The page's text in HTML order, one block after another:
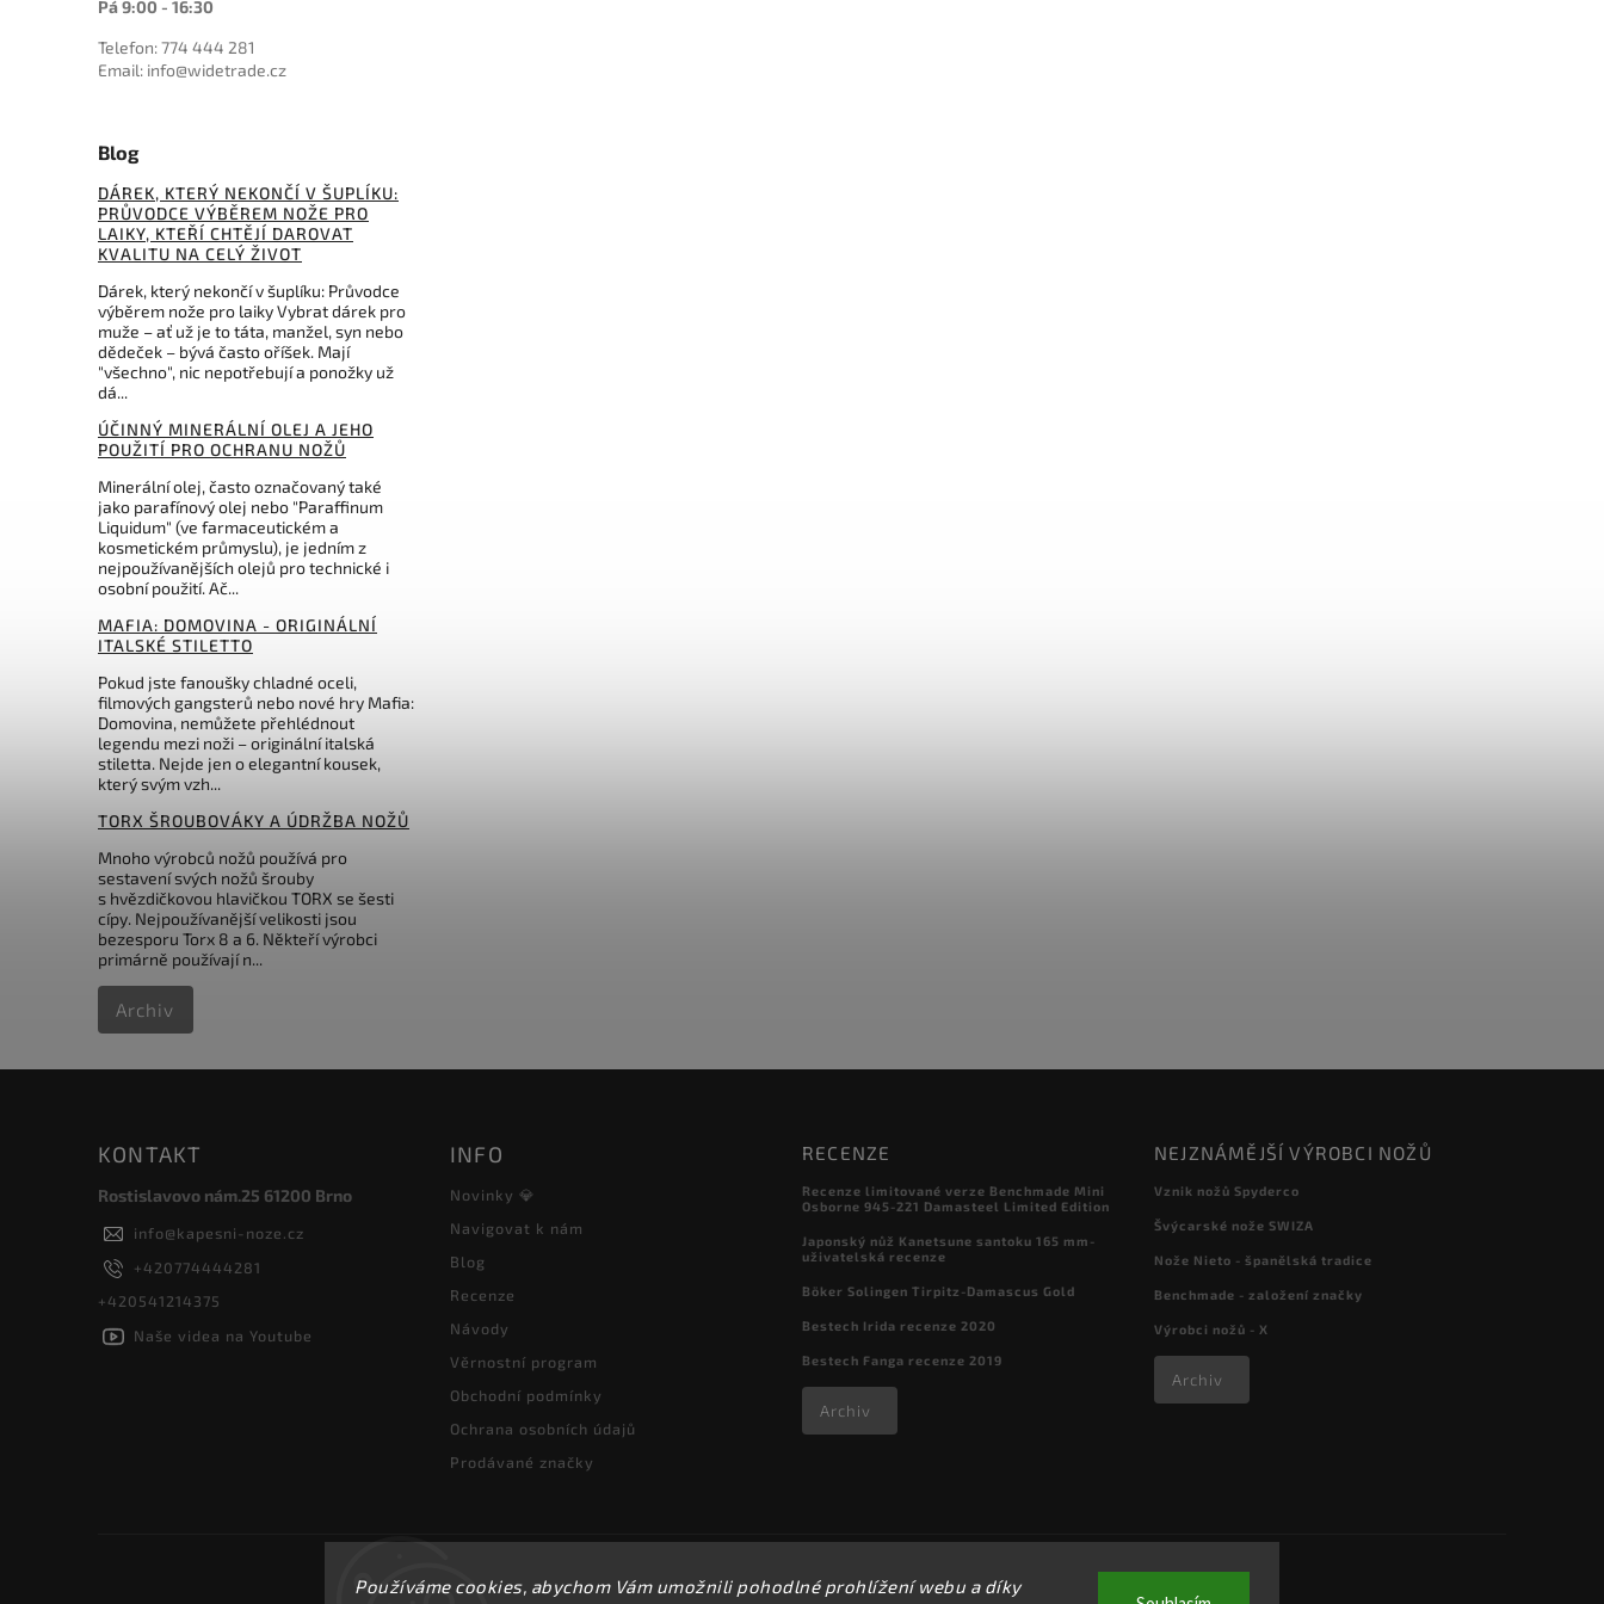
Používáme cookies, abychom Vám umožnili pohodlné prohlížení webu a díky
Pá 9:00 - 16:30
Telefon: 774 444 281
Email: info@widetrade.cz
Blog
DÁREK, KTERÝ NEKONČÍ V ŠUPLÍKU:
PRŮVODCE VÝBĚREM NOŽE PRO
LAIKY, KTEŘÍ CHTĚJÍ DAROVAT
KVALITU NA CELÝ ŽIVOT
Dárek, který nekončí v šuplíku: Průvodce
výběrem nože pro laiky Vybrat dárek pro
muže – ať už je to táta, manžel, syn nebo
dědeček – bývá často oříšek. Mají
"všechno", nic nepotřebují a ponožky už
dá...
ÚČINNÝ MINERÁLNÍ OLEJ A JEHO
POUŽITÍ PRO OCHRANU NOŽŮ
Minerální olej, často označovaný také
jako parafínový olej nebo "Paraffinum
Liquidum" (ve farmaceutickém a
kosmetickém průmyslu), je jedním z
nejpoužívanějších olejů pro technické i
osobní použití. Ač...
MAFIA: DOMOVINA - ORIGINÁLNÍ
ITALSKÉ STILETTO
Pokud jste fanoušky chladné oceli,
filmových gangsterů nebo nové hry Mafia:
Domovina, nemůžete přehlédnout
legendu mezi noži – originální italská
stiletta. Nejde jen o elegantní kousek,
který svým vzh...
TORX ŠROUBOVÁKY A ÚDRŽBA NOŽŮ
Mnoho výrobců nožů používá pro
sestavení svých nožů šrouby
s hvězdičkovou hlavičkou TORX se šesti
cípy. Nejpoužívanější velikosti jsou
bezesporu Torx 8 a 6. Někteří výrobci
primárně používají n...
Archiv
KONTAKT
Rostislavovo nám.25 61200 Brno
info@kapesni-noze.cz
+420774444281
+420541214375
Naše videa na Youtube
INFO
Novinky 💎
Navigovat k nám
Blog
Recenze
Návody
Věrnostní program
Obchodní podmínky
Ochrana osobních údajů
Prodávané značky
RECENZE
Recenze limitované verze Benchmade Mini
Osborne 945-221 Damasteel Limited Edition
Japonský nůž Kanetsune santoku 165 mm-
uživatelská recenze
Böker Solingen Tirpitz-Damascus Gold
Bestech Irida recenze 2020
Bestech Fanga recenze 2019
Archiv
NEJZNÁMĚJŠÍ VÝROBCI NOŽŮ
Vznik nožů Spyderco
Švýcarské nože SWIZA
Nože Nieto - španělská tradice
Benchmade - založení značky
Výrobci nožů - X
Archiv
Copyright 2026kapesni-noze.cz . Všechna práva vyhrazena.